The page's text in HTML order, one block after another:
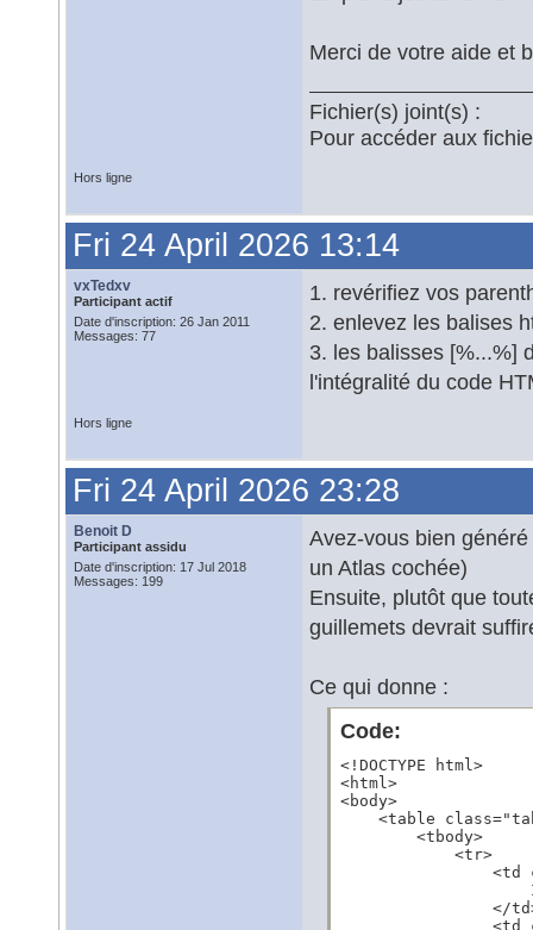
        </tbody>
</body>
</html>%]
Merci de votre aide et
Fichier(s) joint(s) :
Pour accéder aux
Hors ligne
Fri 24 April 2026 13:14
vxTedxv
Participant actif
Date d'inscription: 26 Jan 2011
Messages: 77
1. revérifiez vos
2. enlevez les balises
3. les balisses [%...%]
l'intégralité du code
Hors ligne
Fri 24 April 2026 23:28
Benoit D
Participant assidu
Date d'inscription: 17 Jul 2018
Messages: 199
Avez-vous bien
un Atlas cochée)
Ensuite, plutôt que
guillemets devrait
Ce qui donne :
Code:
<!DOCTYPE html>
<html>
<body>
<table
        <tbody>
            <tr>
<td
</
<td